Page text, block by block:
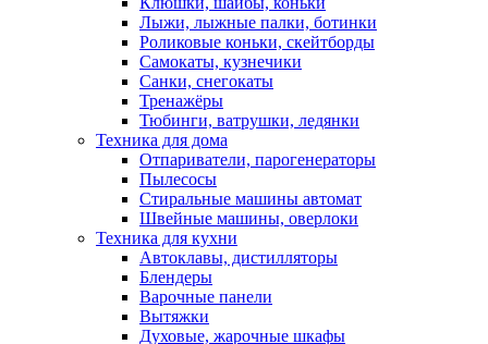
Лыжи, лыжные палки, ботинки
Роликовые коньки, скейтборды
Самокаты, кузнечики
Санки, снегокаты
Тренажёры
Тюбинги, ватрушки, ледянки
Техника для дома
Отпариватели, парогенераторы
Пылесосы
Стиральные машины автомат
Швейные машины, оверлоки
Техника для кухни
Автоклавы, дистилляторы
Блендеры
Варочные панели
Вытяжки
Духовые, жарочные шкафы